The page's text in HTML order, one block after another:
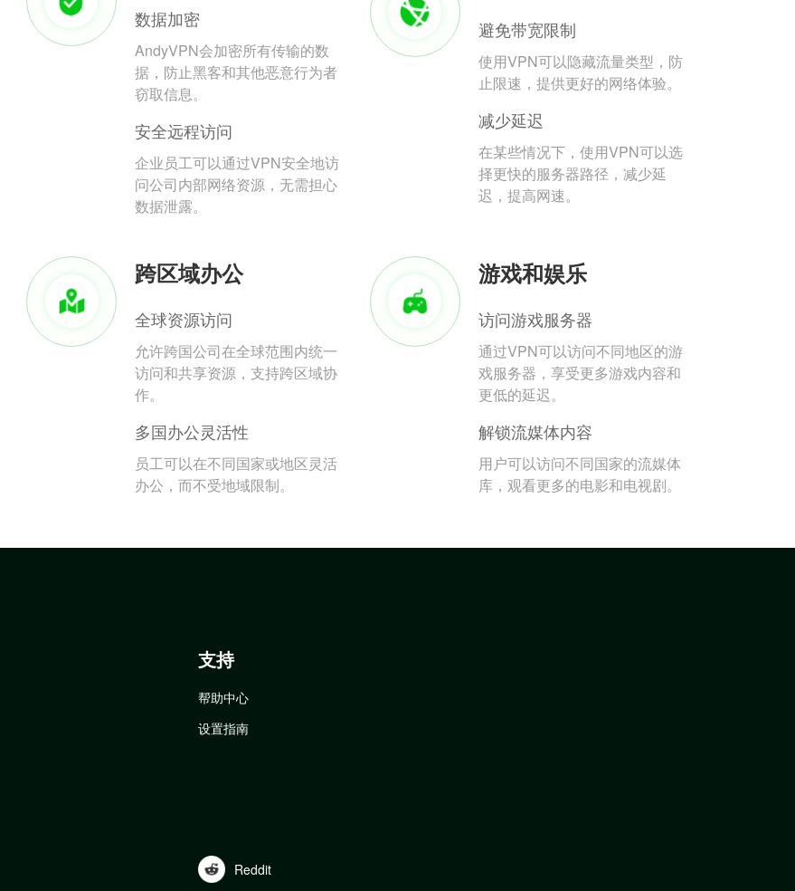
数据加密
AndyVPN会加密所有传输的数
据，防止黑客和其他恶意行为者
窃取信息。
安全远程访问
企业员工可以通过VPN安全地访
问公司内部网络资源，无需担心
数据泄露。
避免带宽限制
使用VPN可以隐藏流量类型，防
止限速，提供更好的网络体验。
减少延迟
在某些情况下，使用VPN可以选
择更快的服务器路径，减少延
迟，提高网速。
跨区域办公
全球资源访问
允许跨国公司在全球范围内统一
访问和共享资源，支持跨区域协
作。
多国办公灵活性
员工可以在不同国家或地区灵活
办公，而不受地域限制。
游戏和娱乐
访问游戏服务器
通过VPN可以访问不同地区的游
戏服务器，享受更多游戏内容和
更低的延迟。
解锁流媒体内容
用户可以访问不同国家的流媒体
库，观看更多的电影和电视剧。
支持
帮助中心
设置指南
Reddit